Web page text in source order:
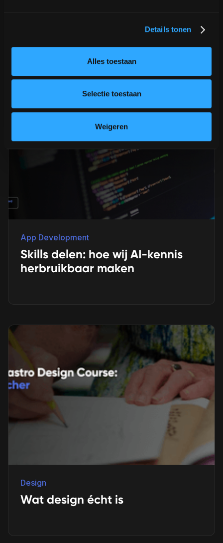
Details tonen
Alles toestaan
Selectie toestaan
Weigeren
Gerelateerde blogs
App Development
Skills delen: hoe wij AI-kennis
herbruikbaar maken
Design
Wat design écht is